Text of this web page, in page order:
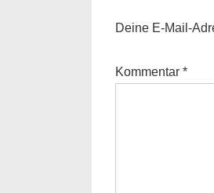
Deine E-Mail-
Kommentar *